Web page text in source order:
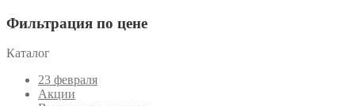
Фильтрация по цене
Каталог
23 февраля
Акции